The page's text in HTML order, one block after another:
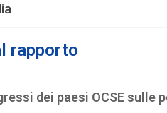
rapporto
dei paesi OCSE sulle